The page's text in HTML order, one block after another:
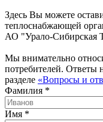
Здесь Вы можете
теплоснабжающей
АО "Урало-Сибирская
Мы внимательно
потребителей. Ответы
разделе «Вопросы и
Фамилия *
Имя *